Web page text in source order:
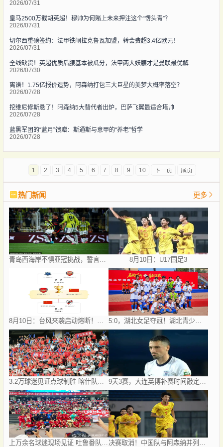
2026/07/31
皇马2500万截胡英超！穆帅为何赌上未来押注这个“愣头青”？
2026/07/31
切尔西重磅签约：法甲铁闸拉克鲁瓦加盟，转会费超3.4亿欧元！
2026/07/31
全线缺货！英超优质后腰基本被瓜分，法甲两大妖腰才是曼联最优解
2026/07/30
离谱！1.75亿报价造势，阿森纳打包三大巨星的美梦大概率落空？
2026/07/28
挖维尼修斯悬了！阿森纳5大替代者出炉，巴萨飞翼最适合塔帅
2026/07/28
蓝黑军团的“蓝月”馈赠：斯通斯与意甲的“养老”哲学
2026/07/28
1 2 3 4 5 6 7 8 9 10 下一页 尾页
热门新闻 更多
青岛西海岸不惧亚冠挑战，誓言追求历史最佳战绩 8月10日：U17国足3
3.2万球迷见证点球制胜 喀什队问鼎2026疆超联赛冠军 9天3赛，大连英博补赛时间敲定，三连客考验李国旭，杯赛冲亚冠更有希望